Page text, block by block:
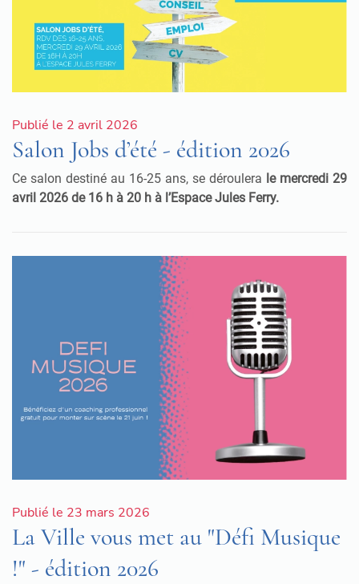
Publié le 2 avril 2026
Salon Jobs d’été - édition 2026
Ce salon destiné au 16-25 ans, se déroulera le mercredi 29
avril 2026 de 16 h à 20 h à l’Espace Jules Ferry.
Publié le 23 mars 2026
La Ville vous met au "Défi Musique
!" - édition 2026